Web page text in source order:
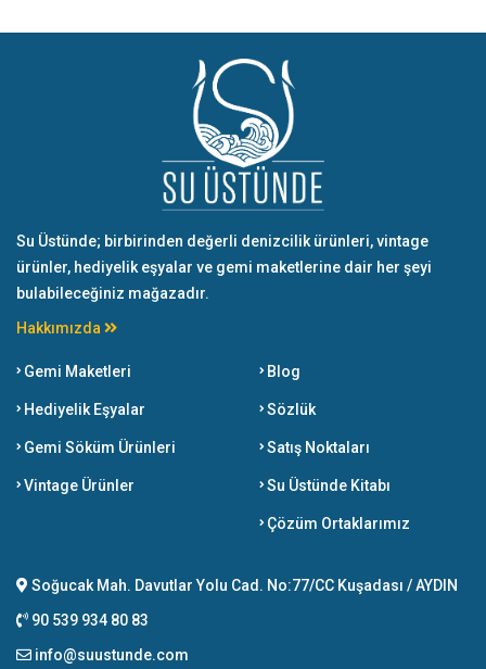
Su Üstünde; birbirinden değerli denizcilik ürünleri, vintage
ürünler, hediyelik eşyalar ve gemi maketlerine dair her şeyi
bulabileceğiniz mağazadır.
Hakkımızda
Gemi Maketleri
Hediyelik Eşyalar
Gemi Söküm Ürünleri
Vintage Ürünler
Blog
Sözlük
Satış Noktaları
Su Üstünde Kitabı
Çözüm Ortaklarımız
Soğucak Mah. Davutlar Yolu Cad. No:77/CC Kuşadası / AYDIN
90 539 934 80 83
info@suustunde.com